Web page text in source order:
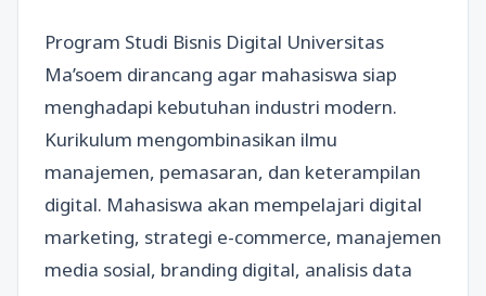
Program Studi Bisnis Digital Universitas
Ma’soem dirancang agar mahasiswa siap
menghadapi kebutuhan industri modern.
Kurikulum mengombinasikan ilmu
manajemen, pemasaran, dan keterampilan
digital. Mahasiswa akan mempelajari digital
marketing, strategi e-commerce, manajemen
media sosial, branding digital, analisis data